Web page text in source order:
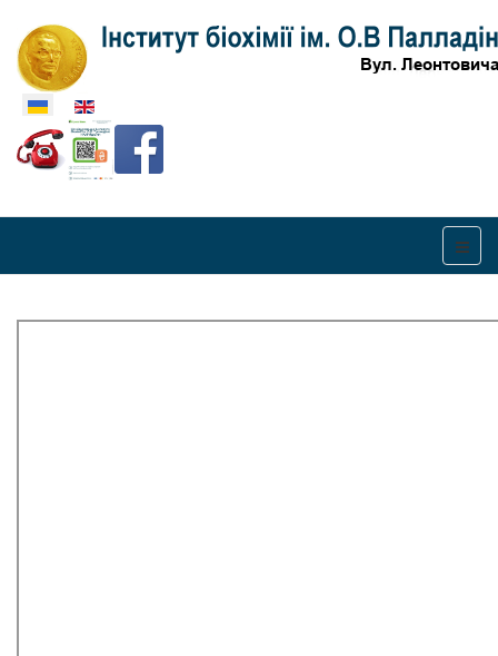
Оберіть свою мову